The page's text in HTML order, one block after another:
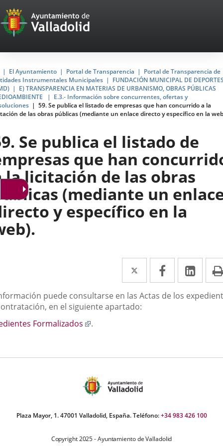
Portal
Web
del
Ayuntamiento
de
Valladolid
El Ayuntamiento Portal de Transparencia
Portal de Transparencia de
Instrumentales Municipales
FUNDACIÓN MUNICIPAL DE
E) TRANSPARENCIA EN MATERIAS DE URBANISMO, OBRAS PÚBLICAS
E.3.- Información sobre concurrentes, ofertas y
59. Se publica el listado de empresas que han concurrido a la
de las obras públicas (mediante un enlace directo y específico en la
Se publica el listado de
que han
la licitación de las obras
(mediante un
y específico en la
Twitter
Enlace
a
una
Facebook
Enlace
a
una
a
una
puede consultarse en las Actas de los
en el siguiente apartado:
Formalizados
Enlace
aplicación
.
Plaza Mayor, 1. 47001 Valladolid, España. Teléfono:+34 983 426 100
Copyright 2025 - Ayuntamiento de Valladolid